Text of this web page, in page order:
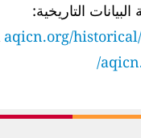
التاريخية:
aqicn.org/